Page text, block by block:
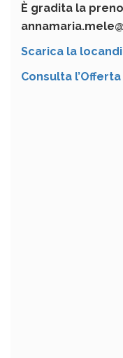
È gradita la
Scarica la
Consulta